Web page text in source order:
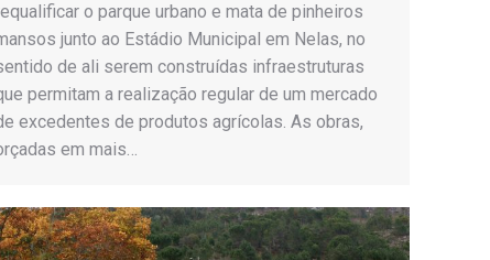
o parque urbano e mata de pinheiros
junto ao Estádio Municipal em Nelas, no
de ali serem construídas infraestruturas
permitam a realização regular de um mercado
excedentes de produtos agrícolas. As obras,
em mais…